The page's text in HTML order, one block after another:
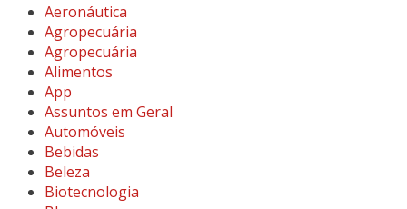
Aeronáutica
Agropecuária
Agropecuária
Alimentos
App
Assuntos em Geral
Automóveis
Bebidas
Beleza
Biotecnologia